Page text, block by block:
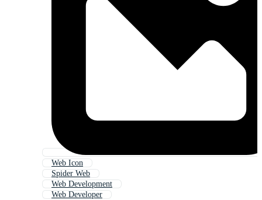
Web Icon
Spider Web
Web Development
Web Developer